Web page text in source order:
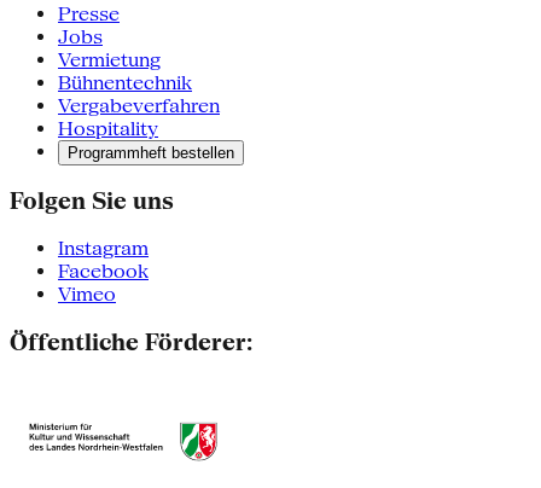
Presse
Jobs
Vermietung
Bühnentechnik
Vergabeverfahren
Hospitality
Programmheft bestellen
Folgen Sie uns
Instagram
Facebook
Vimeo
Öffentliche Förderer: